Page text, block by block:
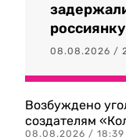
россиянку
08.08.2026 /
Возбуждено
создателям
08.08.2026 / 18:39